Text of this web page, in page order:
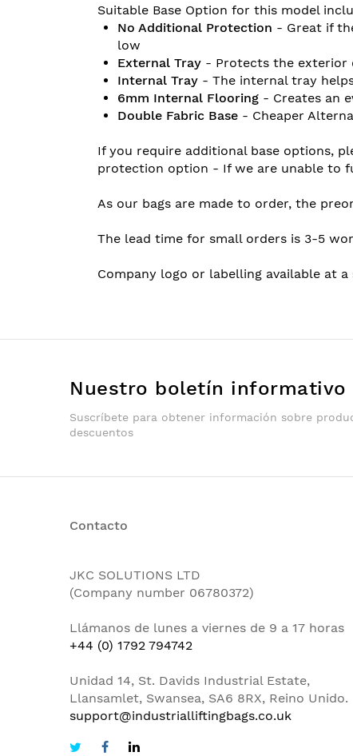
Suitable Base Option for this model
No Additional Protection - Great if
low
External Tray - Protects the exterior
Internal Tray - The internal tray
6mm Internal Flooring - Creates an
Double Fabric Base - Cheaper
If you require additional base options,
protection option - If we are unable to
As our bags are made to order, the
The lead time for small orders is 3-5
Company logo or labelling available at
Nuestro boletín informativo
Suscríbete para obtener información sobre
descuentos
Contacto
JKC SOLUTIONS LTD
(Company number 06780372)
Llámanos de lunes a viernes de 9 a 17 horas
+44 (0) 1792 794742
Unidad 14, St. Davids Industrial Estate,
Llansamlet, Swansea, SA6 8RX, Reino Unido.
support@industrialliftingbags.co.uk